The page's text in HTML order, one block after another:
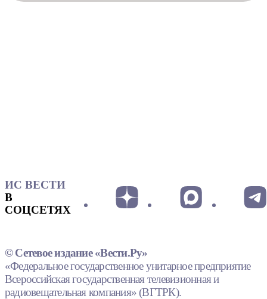
ИС ВЕСТИ
В
СОЦСЕТЯХ
© Сетевое издание «Вести.Ру»
«Федеральное государственное унитарное предприятие
Всероссийская государственная телевизионная и
радиовещательная компания» (ВГТРК).